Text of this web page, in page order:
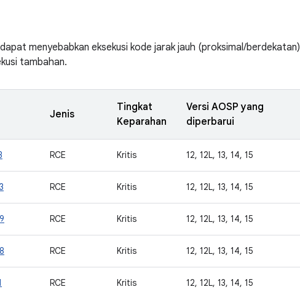
menyebabkan eksekusi kode jarak jauh (proksimal/berdekatan)
tambahan.
Jenis
Tingkat
Keparahan
Versi AOSP yang
diperbarui
RCE Kritis 12, 12L, 13, 14, 15
RCE Kritis 12, 12L, 13, 14, 15
RCE Kritis 12, 12L, 13, 14, 15
RCE Kritis 12, 12L, 13, 14, 15
RCE Kritis 12, 12L, 13, 14, 15